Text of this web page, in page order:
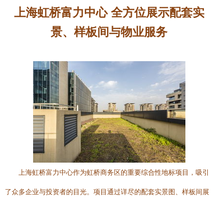
上海虹桥富力中心 全方位展示配套实
景、样板间与物业服务
上海虹桥富力中心作为虹桥商务区的重要综合性地标项目，吸引
了众多企业与投资者的目光。项目通过详尽的配套实景图、样板间展